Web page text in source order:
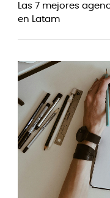
Las 7 mejores
en Latam